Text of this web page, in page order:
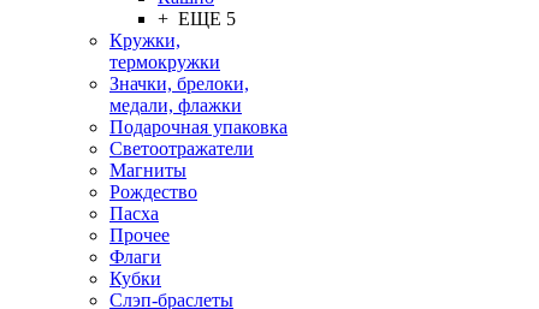
+ ЕЩЕ 5
Кружки,
термокружки
Значки, брелоки,
медали, флажки
Подарочная упаковка
Светоотражатели
Магниты
Рождество
Пасха
Прочее
Флаги
Кубки
Слэп-браслеты